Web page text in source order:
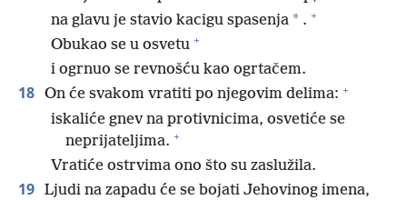
na glavu je stavio kacigu spasenja * . +
Obukao se u osvetu +
i ogrnuo se revnošću kao ogrtačem.
18 On će svakom vratiti po njegovim delima: +
iskaliće gnev na protivnicima, osvetiće se
neprijateljima. +
Vratiće ostrvima ono što su zaslužila.
19 Ljudi na zapadu će se bojati Jehovinog imena,